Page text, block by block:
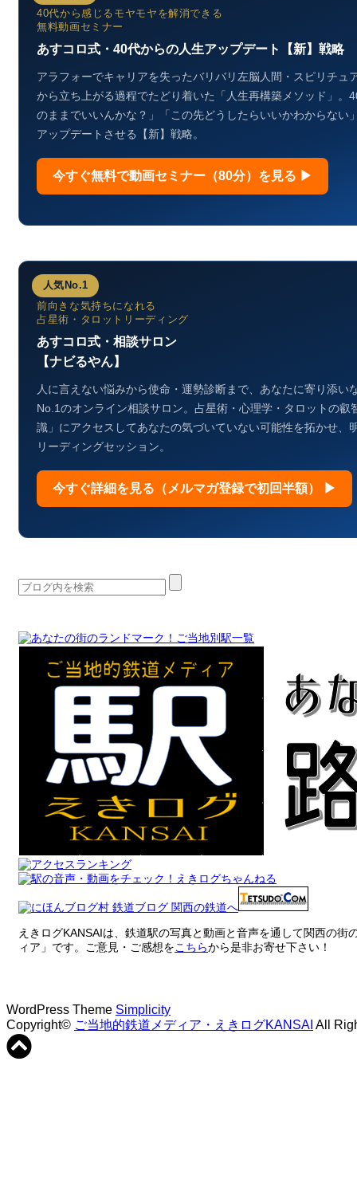
40代から感じるモヤモヤを解消できる
無料動画セミナー
あすコロ式・40代からの人生アップデート【新】戦略
アラフォーでキャリアを失ったバリバリ左脳人間・スピリチュ
から立ち上がる過程でたどり着いた「人生再構築メソッド」。
のままでいいんかな？」「この先どうしたらいいかわからない
アップデートさせる【新】戦略。
今すぐ無料で動画セミナー（80分）を見る ▶
人気No.1
前向きな気持ちになれる
占星術・タロットリーディング
あすコロ式・相談サロン
【ナビるやん】
人に言えない悩みから使命・運勢診断まで、あなたに寄り添い
No.1のオンライン相談サロン。占星術・心理学・タロットの
識」にアクセスしてあなたの気づいていない可能性を拓かせ、
リーディングセッション。
今すぐ詳細を見る（メルマガ登録で初回半額） ▶
えきログKANSAIは、鉄道駅の写真と動画と音声を通して関西の街
ィア」です。ご意見・ご感想をこちらから是非お寄せ下さい！
WordPress Theme Simplicity
Copyright© ご当地的鉄道メディア・えきログKANSAI All